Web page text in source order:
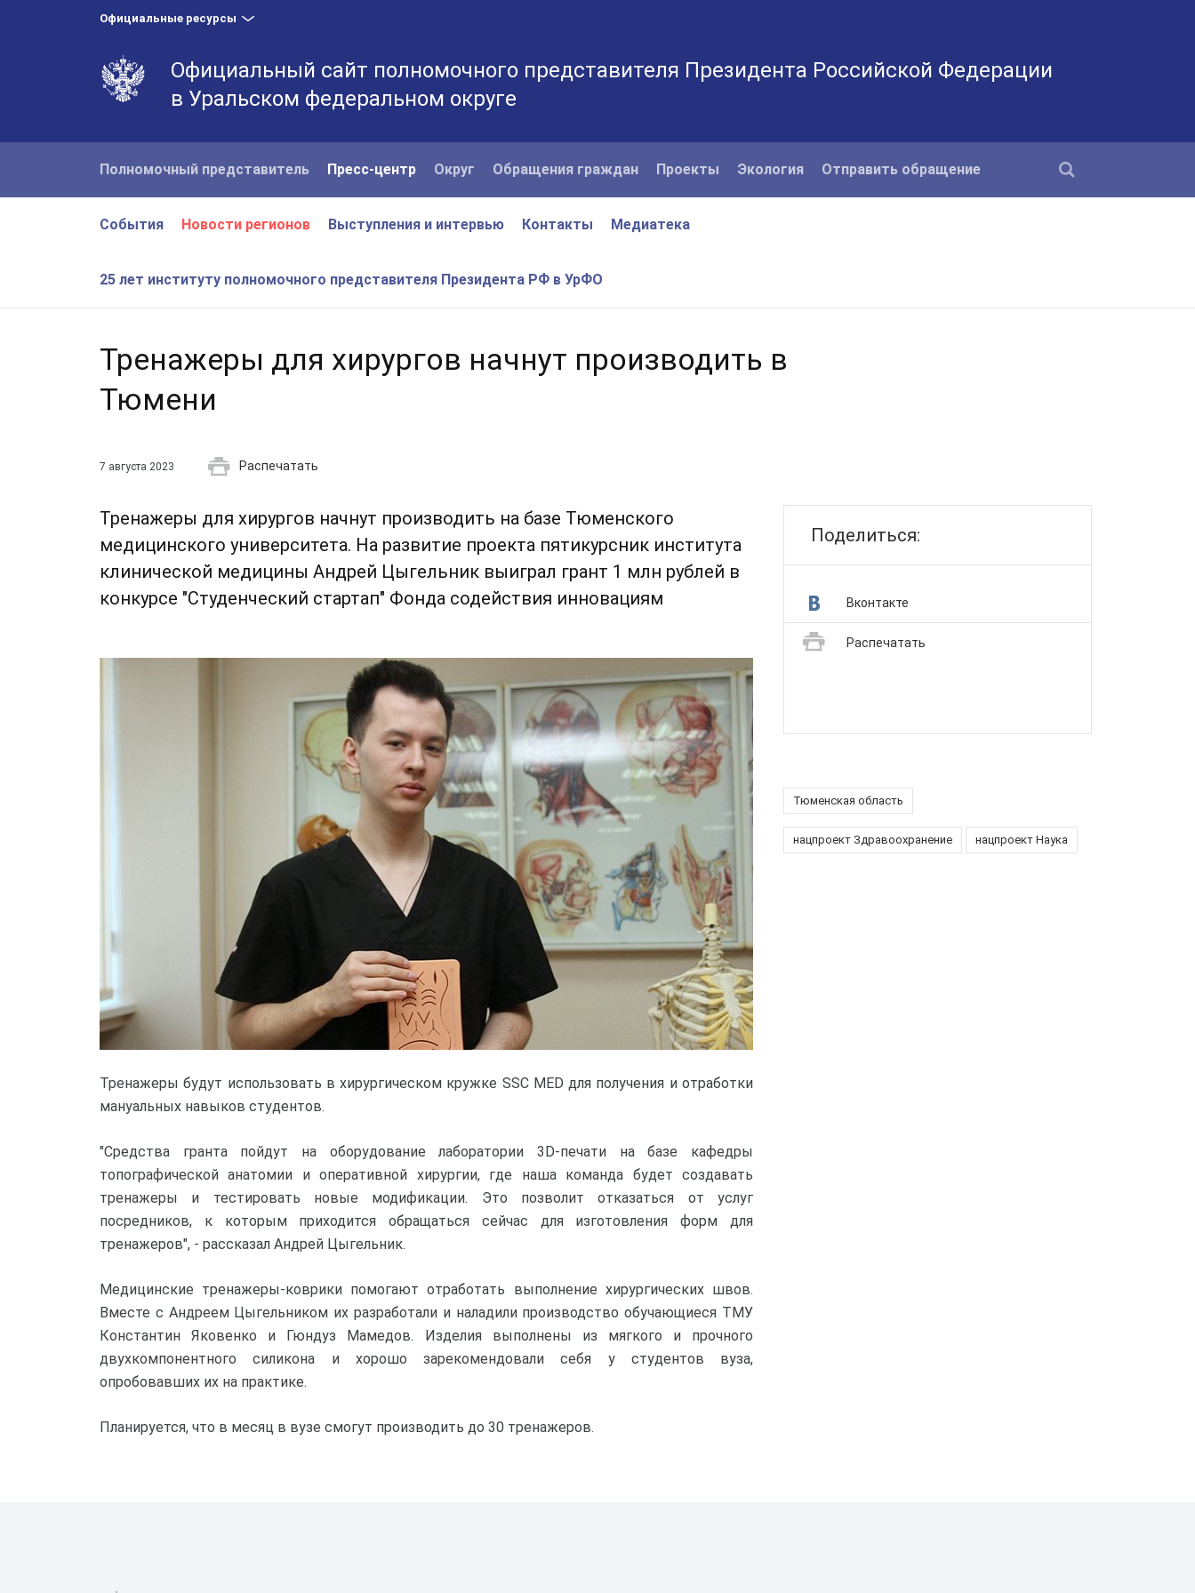
Официальные ресурсы
Официальный сайт полномочного представителя Президента Российской Федерации
в Уральском федеральном округе
Полномочный представитель Пресс-центр Округ Обращения граждан Проекты Экология Отправить обращение
События Новости регионов Выступления и интервью Контакты Медиатека
25 лет институту полномочного представителя Президента РФ в УрФО
Тренажеры для хирургов начнут производить в
Тюмени
7 августа 2023 Распечатать
Тренажеры для хирургов начнут производить на базе Тюменского
медицинского университета. На развитие проекта пятикурсник института
клинической медицины Андрей Цыгельник выиграл грант 1 млн рублей в
конкурсе "Студенческий стартап" Фонда содействия инновациям
Тренажеры будут использовать в хирургическом кружке SSC MED для получения и отработки
мануальных навыков студентов.
"Средства гранта пойдут на оборудование лаборатории 3D-печати на базе кафедры
топографической анатомии и оперативной хирургии, где наша команда будет создавать
тренажеры и тестировать новые модификации. Это позволит отказаться от услуг
посредников, к которым приходится обращаться сейчас для изготовления форм для
тренажеров", - рассказал Андрей Цыгельник.
Медицинские тренажеры-коврики помогают отработать выполнение хирургических швов.
Вместе с Андреем Цыгельником их разработали и наладили производство обучающиеся ТМУ
Константин Яковенко и Гюндуз Мамедов. Изделия выполнены из мягкого и прочного
двухкомпонентного силикона и хорошо зарекомендовали себя у студентов вуза,
опробовавших их на практике.
Планируется, что в месяц в вузе смогут производить до 30 тренажеров.
Поделиться:
Вконтакте
Распечатать
Тюменская область
нацпроект Здравоохранение нацпроект Наука